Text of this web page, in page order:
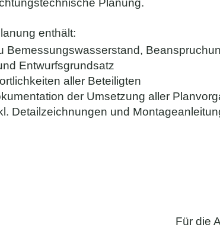
enthält:
Bemessungswasserstand,
Entwurfsgrundsatz
aller Beteiligten
der Umsetzung aller
Detailzeichnungen und
Für die